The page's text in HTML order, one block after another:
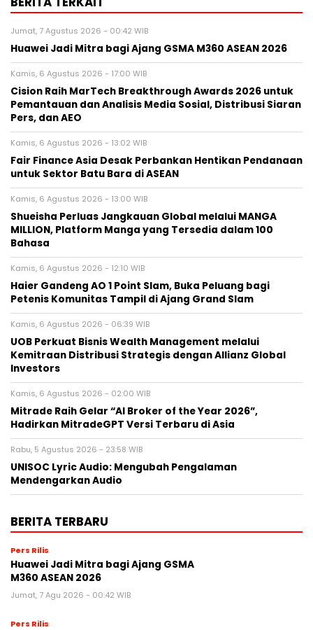
Jumat, 7 Agustus 2026 - 00:42 WIB
Huawei Jadi Mitra bagi Ajang GSMA M360 ASEAN 2026
Kamis, 6 Agustus 2026 - 17:00 WIB
Cision Raih MarTech Breakthrough Awards 2026 untuk
Pemantauan dan Analisis Media Sosial, Distribusi Siaran
Pers, dan AEO
Kamis, 6 Agustus 2026 - 13:02 WIB
Fair Finance Asia Desak Perbankan Hentikan Pendanaan
untuk Sektor Batu Bara di ASEAN
Kamis, 6 Agustus 2026 - 13:00 WIB
Shueisha Perluas Jangkauan Global melalui MANGA
MILLION, Platform Manga yang Tersedia dalam 100
Bahasa
Kamis, 6 Agustus 2026 - 12:10 WIB
Haier Gandeng AO 1 Point Slam, Buka Peluang bagi
Petenis Komunitas Tampil di Ajang Grand Slam
Kamis, 6 Agustus 2026 - 06:39 WIB
UOB Perkuat Bisnis Wealth Management melalui
Kemitraan Distribusi Strategis dengan Allianz Global
Investors
Kamis, 6 Agustus 2026 - 02:00 WIB
Mitrade Raih Gelar “AI Broker of the Year 2026”,
Hadirkan MitradeGPT Versi Terbaru di Asia
Rabu, 5 Agustus 2026 - 23:58 WIB
UNISOC Lyric Audio: Mengubah Pengalaman
Mendengarkan Audio
BERITA TERBARU
Pers Rilis
Huawei Jadi Mitra bagi Ajang GSMA
M360 ASEAN 2026
Jumat, 7 Agu 2026 - 00:42 WIB
Pers Rilis